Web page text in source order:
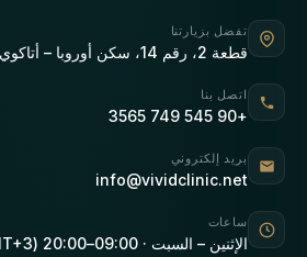
تفضل بزيارتنا
قطعة 2، رقم 14، سكن أوروبا – أتاكوي، إسطنبول، تركيا
اتصل بنا
+90 545 749 3565
بريد إلكتروني
info@vividclinic.net
ساعات
الإثنين – السبت · 09:00–20:00 (GMT+3)